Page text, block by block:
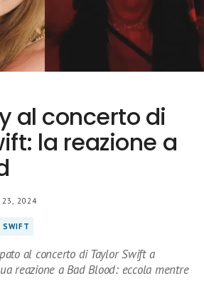
al concerto di
la reazione a
23, 2024
SWIFT
al concerto di Taylor Swift a
reazione a Bad Blood: eccola mentre